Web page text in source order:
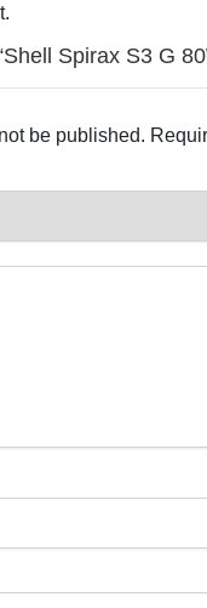
Spirax S3 G
be published.